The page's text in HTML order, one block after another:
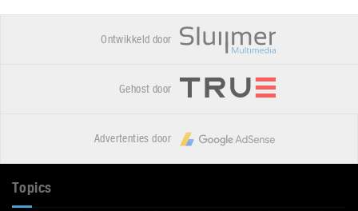
Ontwikkeld door
Gehost door
Advertenties door
Topics